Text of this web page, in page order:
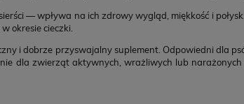
— wpływa na ich zdrowy wygląd, miękkość i
okresie cieczki.
i dobrze przyswajalny suplement. Odpowiedni dla
dla zwierząt aktywnych, wrażliwych lub